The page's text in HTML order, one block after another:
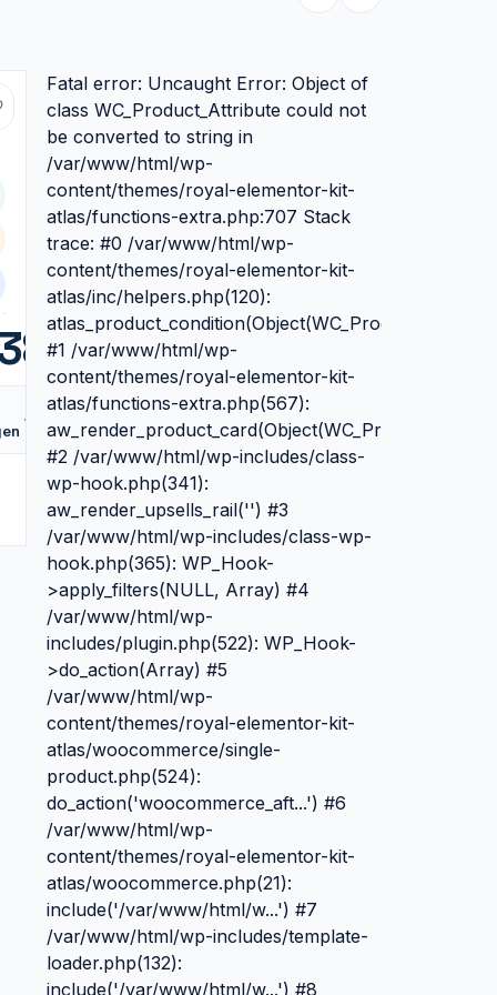
Vergelijk
Fatal error: Uncaught Error: Object of
class WC_Product_Attribute could not
be converted to string in
/var/www/html/wp-
content/themes/royal-elementor-kit-
atlas/functions-extra.php:707 Stack
trace: #0 /var/www/html/wp-
content/themes/royal-elementor-kit-
atlas/inc/helpers.php(120):
atlas_product_condition(Object(WC_Product_Simple))
#1 /var/www/html/wp-
content/themes/royal-elementor-kit-
atlas/functions-extra.php(567):
#2 /var/www/html/wp-includes/class-
wp-hook.php(341):
aw_render_upsells_rail('') #3
/var/www/html/wp-includes/class-wp-
hook.php(365): WP_Hook-
>apply_filters(NULL, Array) #4
/var/www/html/wp-
includes/plugin.php(522): WP_Hook-
>do_action(Array) #5
/var/www/html/wp-
content/themes/royal-elementor-kit-
atlas/woocommerce/single-
product.php(524):
do_action('woocommerce_aft...') #6
/var/www/html/wp-
content/themes/royal-elementor-kit-
atlas/woocommerce.php(21):
include('/var/www/html/w...') #7
/var/www/html/wp-includes/template-
loader.php(132):
include('/var/www/html/w...') #8